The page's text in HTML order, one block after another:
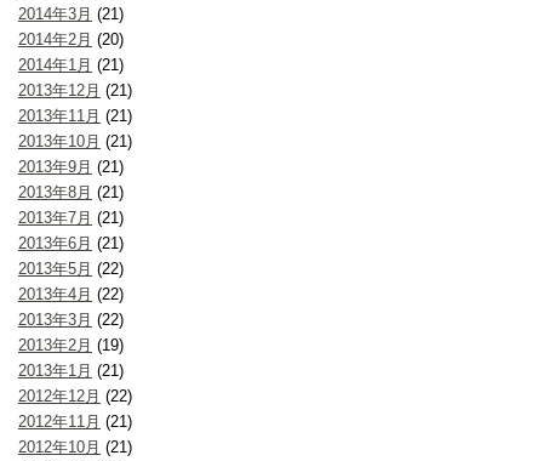
2014年3月 (21)
2014年2月 (20)
2014年1月 (21)
2013年12月 (21)
2013年11月 (21)
2013年10月 (21)
2013年9月 (21)
2013年8月 (21)
2013年7月 (21)
2013年6月 (21)
2013年5月 (22)
2013年4月 (22)
2013年3月 (22)
2013年2月 (19)
2013年1月 (21)
2012年12月 (22)
2012年11月 (21)
2012年10月 (21)